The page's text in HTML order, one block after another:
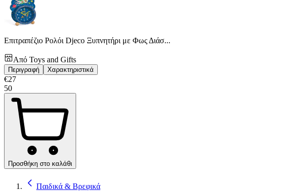
Επιτραπέζιο Ρολόι Djeco Ξυπνητήρι με Φως Διάσ...
Από Toys and Gifts
Περιγραφή Χαρακτηριστικά
€27
50
Προσθήκη στο καλάθι
Παιδικά & Βρεφικά